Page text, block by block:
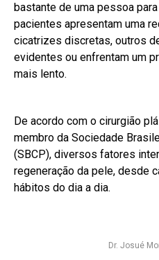
bastante de uma pessoa
pacientes apresentam uma
cicatrizes discretas, outros
evidentes ou enfrentam um
mais lento.
De acordo com o cirurgião
membro da Sociedade
(SBCP), diversos fatores
regeneração da pele, desde
hábitos do dia a dia.
Dr. Josué